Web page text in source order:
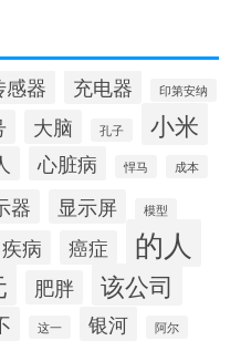
感器 充电器 印第安纳
大脑 孔子 小米
心脏病 悍马 成本
器 显示屏 模型
疾病 癌症 的人
肥胖 该公司
这一 银河 阿尔